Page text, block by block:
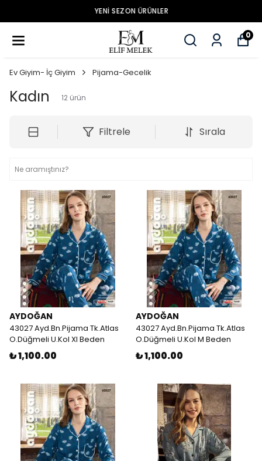
YENİ SEZON ÜRÜNLER
0
Ev Giyim- İç Giyim Pijama-Gecelik
Kadın 12 ürün
Filtrele Sırala
AYDOĞAN
43027 Ayd.Bn.Pijama Tk.Atlas
O.Düğmeli U.Kol Xl Beden
₺ 1,100.00
AYDOĞAN
43027 Ayd.Bn.Pijama Tk.Atlas
O.Düğmeli U.Kol M Beden
₺ 1,100.00